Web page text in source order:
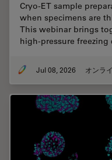
Cryo-ET sample
when specimens are
This webinar brings
high-pressure
Jul 08, 2026 オンラ